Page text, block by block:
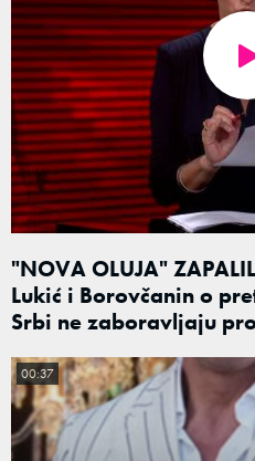
"NOVA OLUJA"
Lukić i Borovčanin o
Srbi ne zaboravljaju
00:37